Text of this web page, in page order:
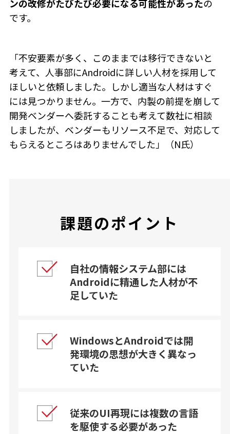
ンの改修がたびたび必要になる可能性があったの
です。
「不安要素が多く、このままでは移行できないと
考えて、人事部にAndroidに詳しい人材を採用して
ほしいと依頼しました。しかし適当な人材はすぐ
には見つかりません。一方で、内製の前提を崩して
開発ベンダーへ委託することも考えて数社に相談
しましたが、ベンダーもリソース不足で、対応して
もらえるところはありませんでした」（N氏）
課題のポイント
自社の情報システム部には
Androidに精通した人材が不
足していた
WindowsとAndroidでは開
発環境の思想が大きく異なっ
ていた
従来のUI再現には複数の言語
を駆使する必要があった